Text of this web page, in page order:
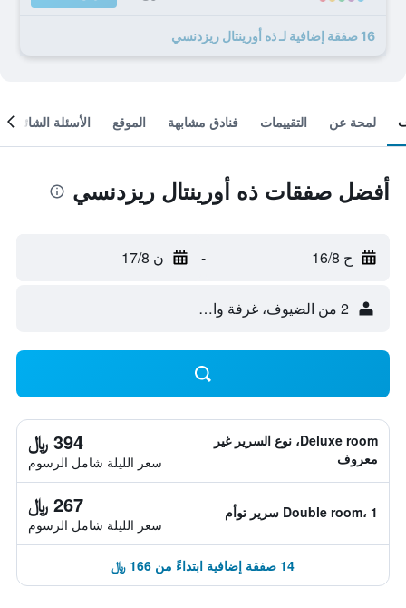
16 صفقة إضافية لـ ذه أورينتال ريزدنسي
لمحة عن التقييمات فنادق مشابهة الموقع الأسئلة الشائعة
أفضل صفقات ذه أورينتال ريزدنسي
ح 16/8 - ن 17/8
2 من الضيوف، غرفة واحدة
Deluxe room، نوع السرير غير
معروف
394 ﷼
سعر الليلة شامل الرسوم
Double room، 1 سرير توأم 267 ﷼
سعر الليلة شامل الرسوم
14 صفقة إضافية ابتداءً من 166 ﷼